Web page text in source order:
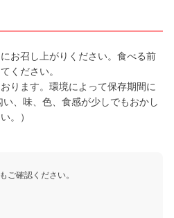
お召し上がりください。食べる前
ください。
ります。環境によって保存期間に
、味、色、食感が少しでもおかし
。）
ご確認ください。